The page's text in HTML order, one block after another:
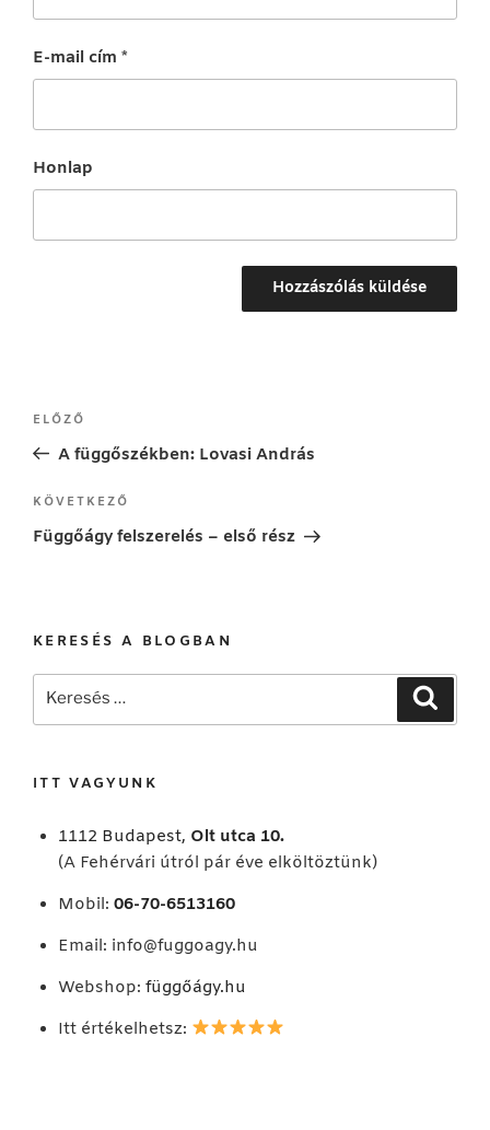
E-mail cím *
Honlap
Bejegyzés
Korábbi
bejegyzés
ELŐZŐ
A függőszékben: Lovasi András
Következő
bejegyzés
KÖVETKEZŐ
Függőágy felszerelés – első rész
KERESÉS A BLOGBAN
Keresés
ITT VAGYUNK
1112 Budapest, Olt utca 10.
(A Fehérvári útról pár éve elköltöztünk)
Mobil: 06-70-6513160
Email: info@fuggoagy.hu
Webshop: függőágy.hu
Itt értékelhetsz: